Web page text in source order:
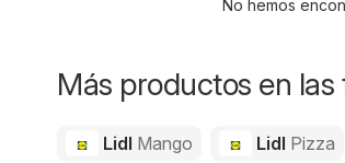
No hemos
Más productos en las
Lidl Mango Lidl Pizza